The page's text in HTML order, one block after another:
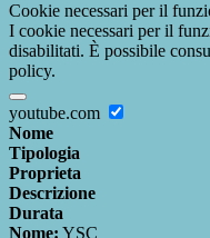
Cookie necessari per il
I cookie necessari per il
disabilitati. È possibile
policy.
youtube.com
Nome
Tipologia
Proprieta
Descrizione
Durata
Nome: YSC